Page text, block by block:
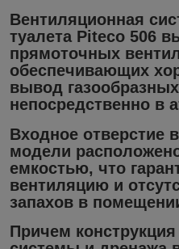
Вентиляционная
туалета Piteco 506
прямоточных
обеспечивающих
вывод
непосредственно в
Входное отверстие
модели
емкостью, что
вентиляцию и
запахов в
Причем